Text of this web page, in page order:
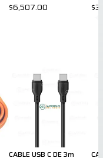
$6,507.00
CABLE USB C DE 3m